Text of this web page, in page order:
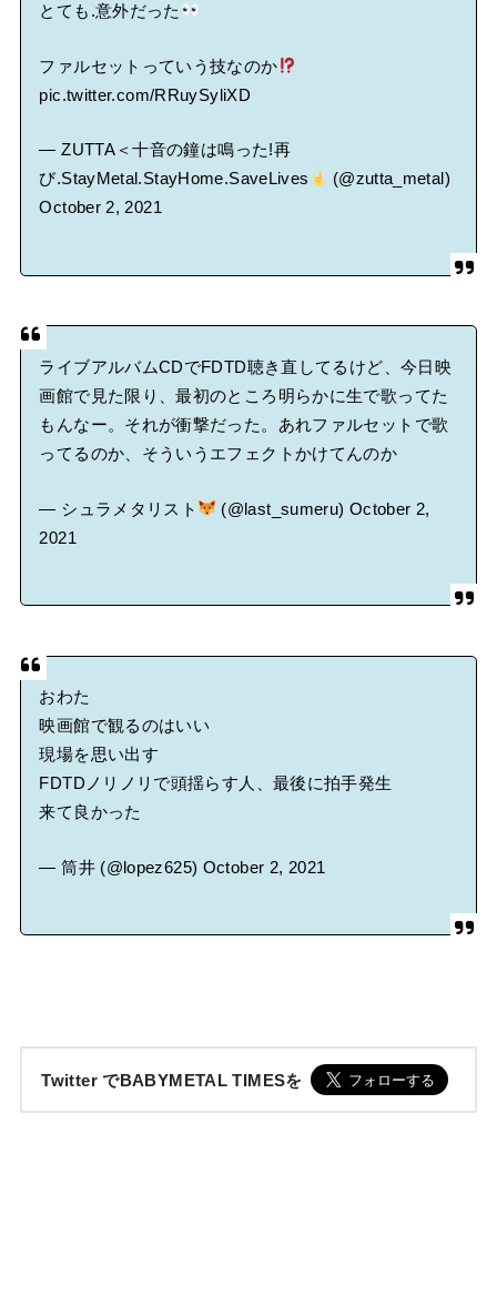
とても.意外だった
ファルセットっていう技なのか
pic.twitter.com/RRuySyliXD
— ZUTTA＜十音の鐘は鳴った!再
び.StayMetal.StayHome.SaveLives
(@zutta_metal)
October 2, 2021
ライブアルバムCDでFDTD聴き直してるけど、今日映
画館で見た限り、最初のところ明らかに生で歌ってた
もんなー。それが衝撃だった。あれファルセットで歌
ってるのか、そういうエフェクトかけてんのか
— シュラメタリスト (@last_sumeru) October 2,
2021
おわた
映画館で観るのはいい
現場を思い出す
FDTDノリノリで頭揺らす人、最後に拍手発生
来て良かった
— 筒井 (@lopez625) October 2, 2021
Twitter でBABYMETAL TIMESを